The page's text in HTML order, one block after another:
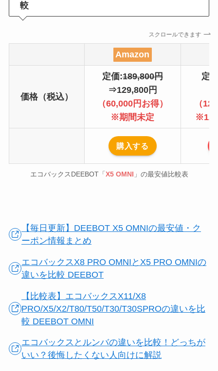
較
スクロールできます
Amazon
価格（税込）
定価:189,800円
⇒129,800円
（60,000円お得）
※期間未定
定
（
※12/
購入する
エコバックスDEEBOT「 X5 OMNI 」の最安値比較表
【毎日更新】DEEBOT X5 OMNIの最安値・ク
ーポン情報まとめ
エコバックスX8 PRO OMNIとX5 PRO OMNIの
違いを比較 DEEBOT
【比較表】エコバックスX11/X8
PRO/X5/X2/T80/T50/T30/T30SPROの違いを比
較 DEEBOT OMNI
エコバックスとルンバの違いを比較！どっちが
いい？後悔したくない人向けに解説